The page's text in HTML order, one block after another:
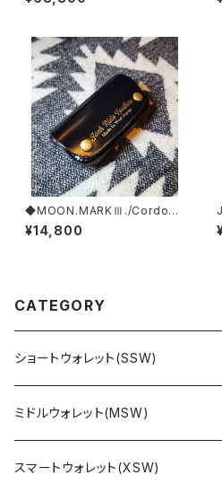
W
◆MOON.MARKⅢ./Cordova
n. Coin Case.xxx. BLACK&
GOLD.Edition
¥14,800
CATEGORY
ショートウォレット(SSW)
ミドルウォレット(MSW)
スマートウォレット(XSW)